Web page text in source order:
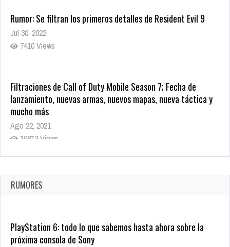
Rumor: Se filtran los primeros detalles de Resident Evil 9
Jul 30, 2022
7410 Views
Filtraciones de Call of Duty Mobile Season 7; Fecha de
lanzamiento, nuevas armas, nuevos mapas, nueva táctica y
mucho más
Ago 22, 2021
10813 Views
La configuración de Call of Duty 2021 aparentemente ya fue
Ago 8, 2021
9995 Views
RUMORES
PlayStation 6: todo lo que sabemos hasta ahora sobre la
próxima consola de Sony